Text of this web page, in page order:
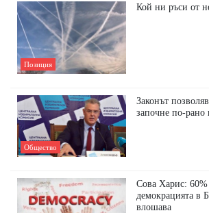
Позиция
Кой ни ръси от
Общество
Законът
започне по-рано
Сова Харис: 60%
демокрацията в
влошава